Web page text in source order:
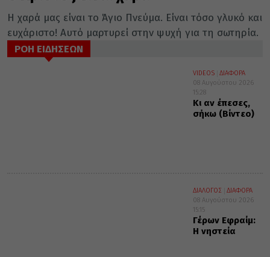
Η χαρά μας είναι το Άγιο Πνεύμα. Είναι τόσο γλυκό και
ευχάριστο! Αυτό μαρτυρεί στην ψυχή για τη σωτηρία.
ΡΟΗ ΕΙΔΗΣΕΩΝ
VIDEOS
ΔΙΑΦΟΡΑ
08 Αυγούστου 2026
15:28
Κι αν έπεσες,
σήκω (Βίντεο)
ΔΙΑΛΟΓΟΣ
ΔΙΑΦΟΡΑ
08 Αυγούστου 2026
15:15
Γέρων Εφραίμ:
Η νηστεία